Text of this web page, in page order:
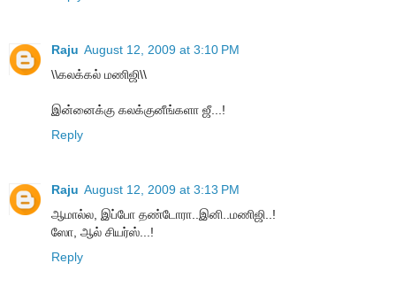
Raju August 12, 2009 at 3:10 PM
\\கலக்கல் மணிஜி\\
இன்னைக்கு கலக்குனீங்களா ஜீ...!
Reply
Raju August 12, 2009 at 3:13 PM
ஆமால்ல, இப்போ தண்டோரா..இனி..மணிஜி..!
ஸோ, ஆல் சியர்ஸ்...!
Reply